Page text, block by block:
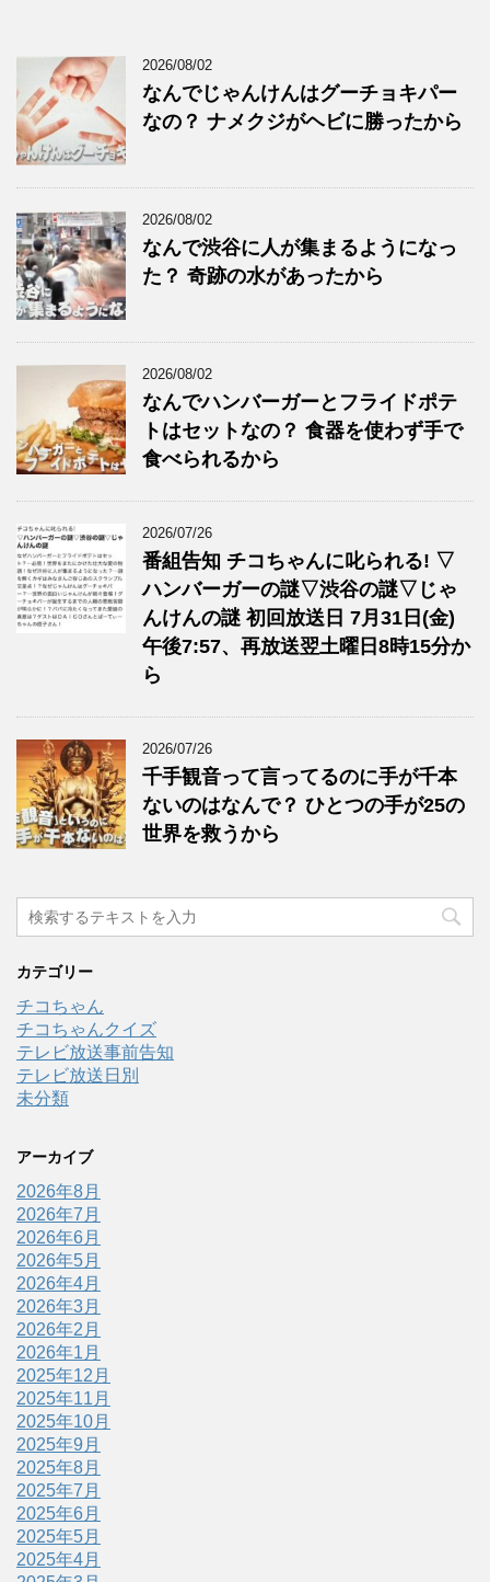
2026/08/02
なんでじゃんけんはグーチョキパー
なの？ ナメクジがヘビに勝ったから
2026/08/02
なんで渋谷に人が集まるようになっ
た？ 奇跡の水があったから
2026/08/02
なんでハンバーガーとフライドポテ
トはセットなの？ 食器を使わず手で
食べられるから
2026/07/26
番組告知 チコちゃんに叱られる! ▽
ハンバーガーの謎▽渋谷の謎▽じゃ
んけんの謎 初回放送日 7月31日(金)
午後7:57、再放送翌土曜日8時15分か
ら
2026/07/26
千手観音って言ってるのに手が千本
ないのはなんで？ ひとつの手が25の
世界を救うから
カテゴリー
チコちゃん
チコちゃんクイズ
テレビ放送事前告知
テレビ放送日別
未分類
アーカイブ
2026年8月
2026年7月
2026年6月
2026年5月
2026年4月
2026年3月
2026年2月
2026年1月
2025年12月
2025年11月
2025年10月
2025年9月
2025年8月
2025年7月
2025年6月
2025年5月
2025年4月